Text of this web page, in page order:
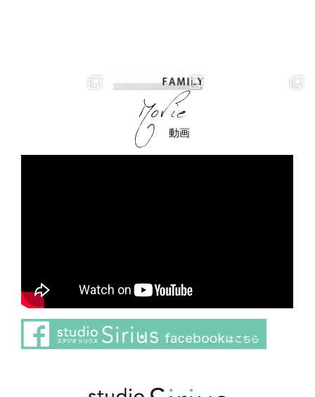
Instagram でフォロー
動画